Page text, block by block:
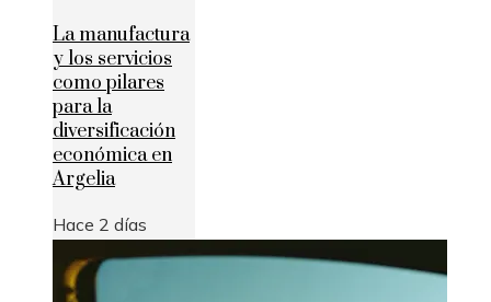
La manufactura
y los servicios
como pilares
para la
diversificación
económica en
Argelia
Hace 2 días